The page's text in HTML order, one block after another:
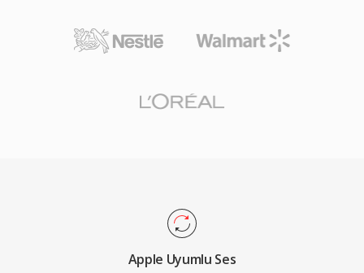
temiz IFF tabanlı yapı, tipik Amiga sesinin
ötesinde 16 bit stereo yeteneği ve video
sıfır nesil kaybıdır: MP3 veya AAC&#039;nın
çalışma formatı olarak kullanıldığı Logic Pro ve
bite kadar çoklu örnekleme hızlarını ve bit
derinliklerini destekler. Depolama verimliliğinden
çok kayıpsız bütünlüğe öncelik veren herkes için
Apple Uyumlu Ses